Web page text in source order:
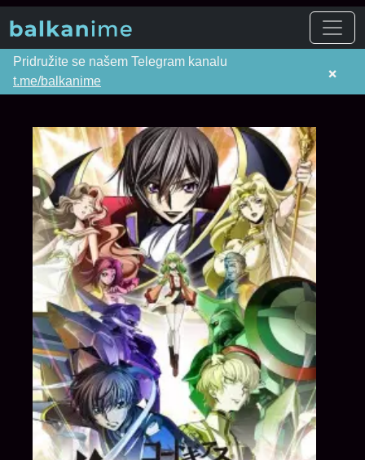
Pridružite se našem Telegram kanalu
t.me/balkanime
×